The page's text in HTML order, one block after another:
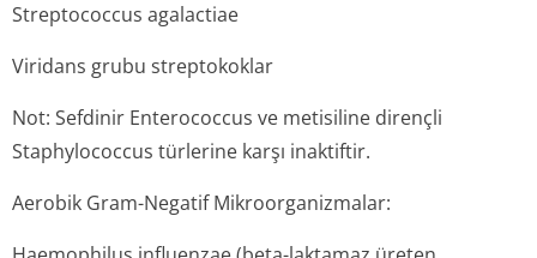
Streptococcus agalactiae
Viridans grubu streptokoklar
Not: Sefdinir Enterococcus ve metisiline dirençli
Staphylococcus türlerine karşı inaktiftir.
Aerobik Gram-Negatif Mikroorganizmalar: